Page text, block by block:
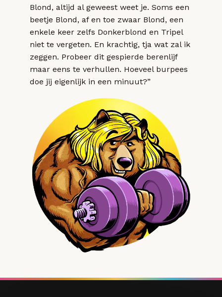
Blond, altijd al geweest weet je. Soms een
beetje Blond, af en toe zwaar Blond, een
enkele keer zelfs Donkerblond en Tripel
niet te vergeten. En krachtig, tja wat zal ik
zeggen. Probeer dit gespierde berenlijf
maar eens te verhullen. Hoeveel burpees
doe jij eigenlijk in een minuut?”